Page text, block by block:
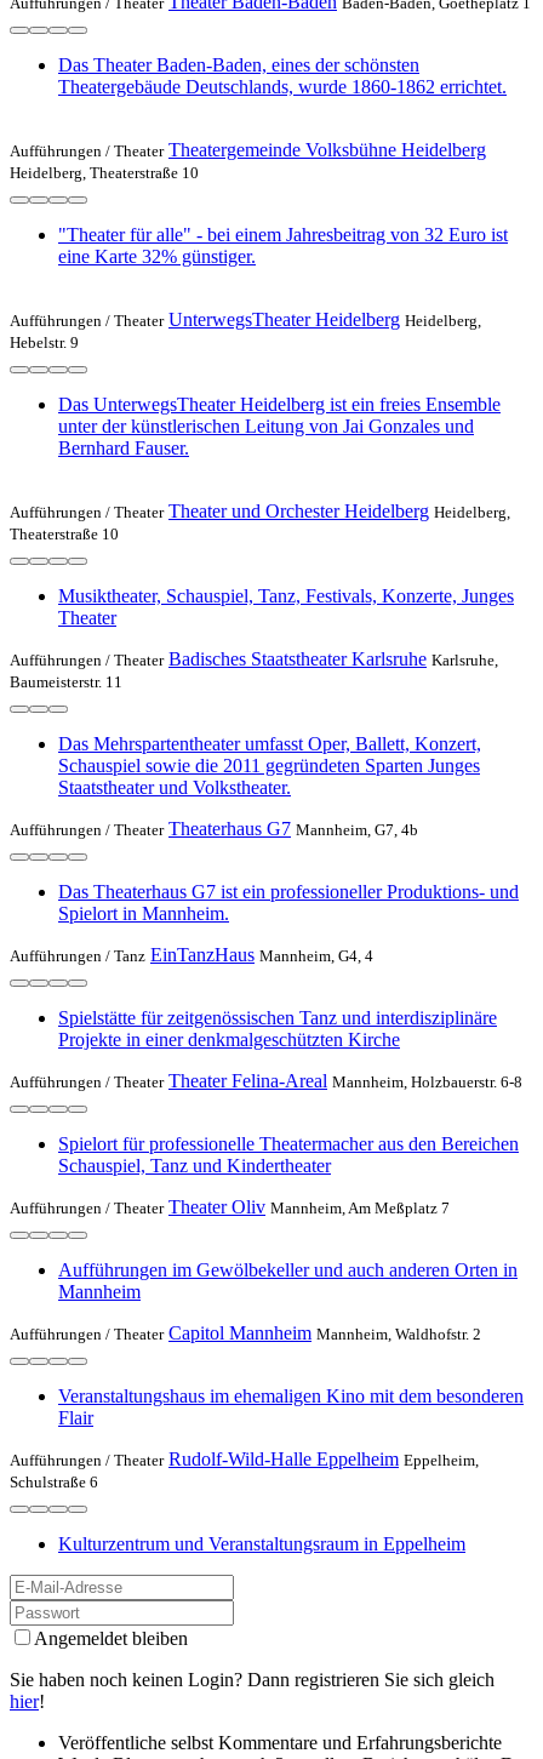
Das Theater Baden-Baden, eines der schönsten
Theatergebäude Deutschlands, wurde 1860-1862 errichtet.
Aufführungen / Theater Theatergemeinde Volksbühne Heidelberg
Heidelberg, Theaterstraße 10
"Theater für alle" - bei einem Jahresbeitrag von 32 Euro ist
eine Karte 32% günstiger.
Aufführungen / Theater UnterwegsTheater Heidelberg Heidelberg,
Hebelstr. 9
Das UnterwegsTheater Heidelberg ist ein freies Ensemble
unter der künstlerischen Leitung von Jai Gonzales und
Bernhard Fauser.
Aufführungen / Theater Theater und Orchester Heidelberg Heidelberg,
Theaterstraße 10
Musiktheater, Schauspiel, Tanz, Festivals, Konzerte, Junges
Theater
Aufführungen / Theater Badisches Staatstheater Karlsruhe Karlsruhe,
Baumeisterstr. 11
Das Mehrspartentheater umfasst Oper, Ballett, Konzert,
Schauspiel sowie die 2011 gegründeten Sparten Junges
Staatstheater und Volkstheater.
Aufführungen / Theater Theaterhaus G7 Mannheim, G7, 4b
Das Theaterhaus G7 ist ein professioneller Produktions- und
Spielort in Mannheim.
Aufführungen / Tanz EinTanzHaus Mannheim, G4, 4
Spielstätte für zeitgenössischen Tanz und interdisziplinäre
Projekte in einer denkmalgeschützten Kirche
Aufführungen / Theater Theater Felina-Areal Mannheim, Holzbauerstr. 6-8
Spielort für professionelle Theatermacher aus den Bereichen
Schauspiel, Tanz und Kindertheater
Aufführungen / Theater Theater Oliv Mannheim, Am Meßplatz 7
Aufführungen im Gewölbekeller und auch anderen Orten in
Mannheim
Aufführungen / Theater Capitol Mannheim Mannheim, Waldhofstr. 2
Veranstaltungshaus im ehemaligen Kino mit dem besonderen
Flair
Aufführungen / Theater Rudolf-Wild-Halle Eppelheim Eppelheim,
Schulstraße 6
Kulturzentrum und Veranstaltungs­raum in Eppelheim
Angemeldet bleiben
Sie haben noch keinen Login? Dann registrieren Sie sich gleich
hier!
Veröffentliche selbst Kommentare und Erfahrungsberichte